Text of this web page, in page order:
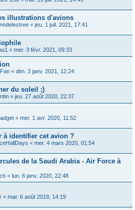
illustrations d'avions
« jeu. 1 juil. 2021, 17:41
« mer. 3 févr. 2021, 09:33
« dim. 3 janv. 2021, 12:24
du soleil ;)
« jeu. 27 août 2020, 22:37
« mer. 1 avr. 2020, 11:52
à identifier cet avion ?
« mer. 4 mars 2020, 01:54
de la Saudi Arabia - Air Force à
« lun. 6 janv. 2020, 22:48
« mar. 6 août 2019, 14:19